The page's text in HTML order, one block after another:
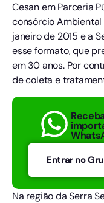
Cesan em Parceria
consórcio Ambiental
janeiro de 2015 e a
esse formato, que
em 30 anos. Por
de coleta e
Entrar no
Na região da Serra